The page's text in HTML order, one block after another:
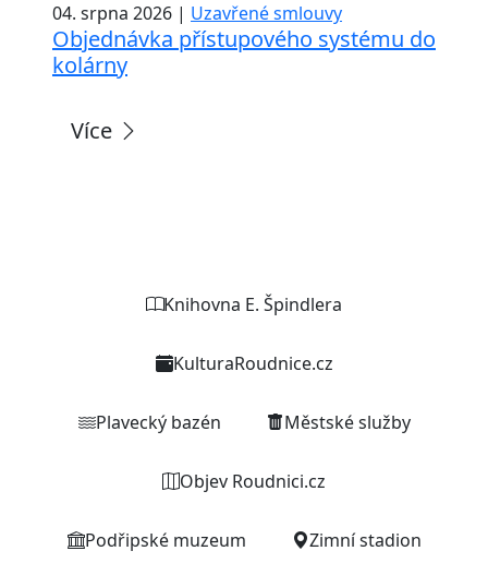
04. srpna 2026 | Uzavřené smlouvy
Objednávka přístupového systému do
kolárny
Více
Knihovna E. Špindlera
KulturaRoudnice.cz
Plavecký bazén Městské služby
Objev Roudnici.cz
Podřipské muzeum Zimní stadion